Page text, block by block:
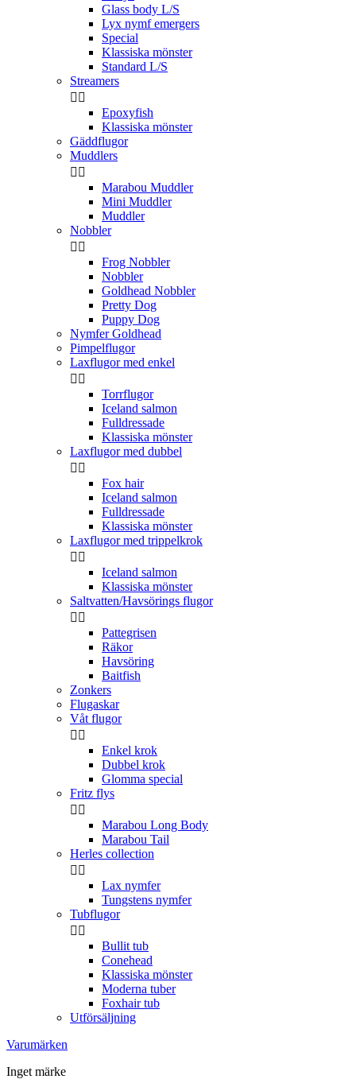
Glass body L/S
Lyx nymf emergers
Special
Klassiska mönster
Standard L/S
Streamers
 
Epoxyfish
Klassiska mönster
Gäddflugor
Muddlers
 
Marabou Muddler
Mini Muddler
Muddler
Nobbler
 
Frog Nobbler
Nobbler
Goldhead Nobbler
Pretty Dog
Puppy Dog
Nymfer Goldhead
Pimpelflugor
Laxflugor med enkel
 
Torrflugor
Iceland salmon
Fulldressade
Klassiska mönster
Laxflugor med dubbel
 
Fox hair
Iceland salmon
Fulldressade
Klassiska mönster
Laxflugor med trippelkrok
 
Iceland salmon
Klassiska mönster
Saltvatten/Havsörings flugor
 
Pattegrisen
Räkor
Havsöring
Baitfish
Zonkers
Flugaskar
Våt flugor
 
Enkel krok
Dubbel krok
Glomma special
Fritz flys
 
Marabou Long Body
Marabou Tail
Herles collection
 
Lax nymfer
Tungstens nymfer
Tubflugor
 
Bullit tub
Conehead
Klassiska mönster
Moderna tuber
Foxhair tub
Utförsäljning
Varumärken
Inget märke